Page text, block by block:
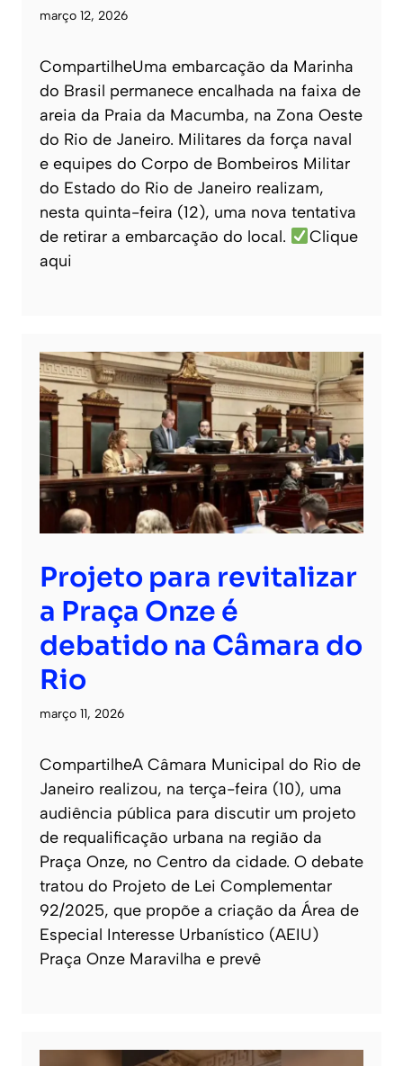
março 12, 2026
CompartilheUma embarcação da Marinha
do Brasil permanece encalhada na faixa de
areia da Praia da Macumba, na Zona Oeste
do Rio de Janeiro. Militares da força naval
e equipes do Corpo de Bombeiros Militar
do Estado do Rio de Janeiro realizam,
nesta quinta-feira (12), uma nova tentativa
de retirar a embarcação do local.
Clique
aqui
Projeto para revitalizar
a Praça Onze é
debatido na Câmara do
Rio
março 11, 2026
CompartilheA Câmara Municipal do Rio de
Janeiro realizou, na terça-feira (10), uma
audiência pública para discutir um projeto
de requalificação urbana na região da
Praça Onze, no Centro da cidade. O debate
tratou do Projeto de Lei Complementar
92/2025, que propõe a criação da Área de
Especial Interesse Urbanístico (AEIU)
Praça Onze Maravilha e prevê